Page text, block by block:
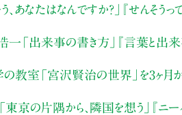
う、あなたはなんですか？」 『せんそう
一 「出来事の書き方」 『言葉と出
の教室 「宮沢賢治の世界」を3ヶ月か
「東京の片隅から、隣国を想う」
『ニ